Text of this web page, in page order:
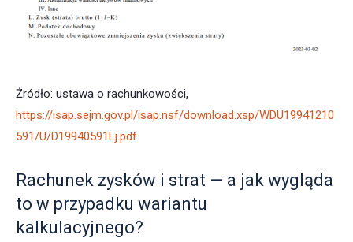
Źródło: ustawa o rachunkowości,
https://isap.sejm.gov.pl/isap.nsf/download.xsp/WDU19941210
591/U/D19940591Lj.pdf
Rachunek zysków i strat — a jak wygląda
to w przypadku wariantu
kalkulacyjnego?